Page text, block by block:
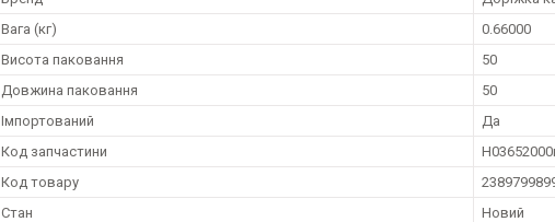
Вага (кг)
0.66000
Висота паковання
50
Довжина паковання
50
Імпортований
Да
Код запчастини
Код товару
Стан
Новий